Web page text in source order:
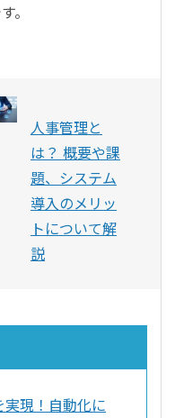
。
人事管理と
は？ 概要や課
題、システム
導入のメリッ
トについて解
説
現！自動化に